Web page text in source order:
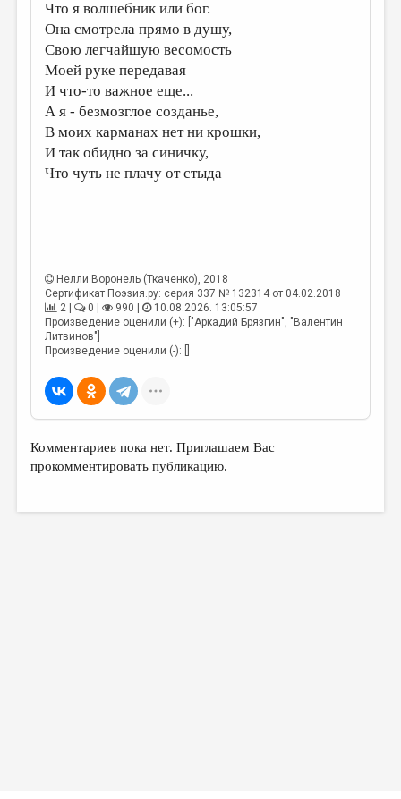
ЭССЕИСТИКА
ЛИТЕРАТУРОВЕДЕНИЕ
КУЛЬТУРОВЕДЕНИЕ
ПУБЛИЦИСТИКА
РЕЦЕНЗИРОВАНИЕ
ВКОНТАКТЕ
Что я волшебник или бог.
Она смотрела прямо в душу,
Свою легчайшую весомость
Моей руке передавая
И что-то важное еще...
А я - безмозглое созданье,
В моих карманах нет ни крошки,
И так обидно за синичку,
Что чуть не плачу от стыда
Нелли Воронель (Ткаченко), 2018
Сертификат Поэзия.ру: серия 337 № 132314 от 04.02.2018
2 |
0 | 990 |
10.08.2026. 13:05:57
Произведение оценили (+): ["Аркадий Брязгин", "Валентин
Литвинов"]
Произведение оценили (-): []
Комментариев пока нет. Приглашаем Вас
прокомментировать публикацию.